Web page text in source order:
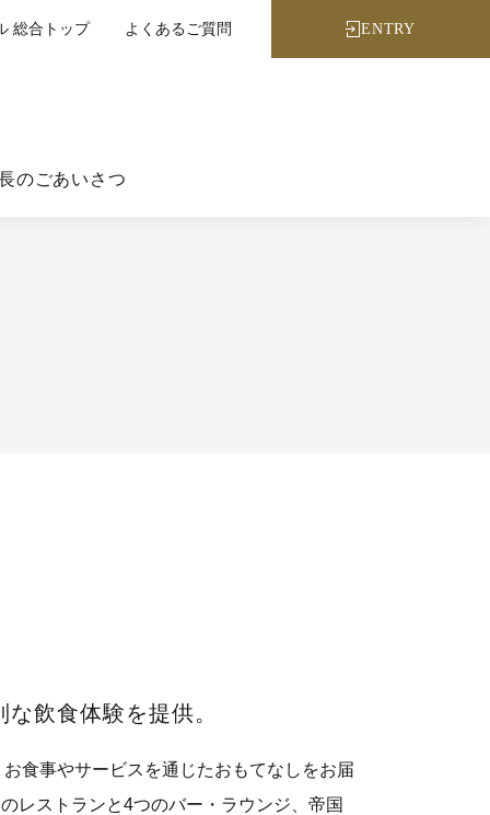
総合トップ よくあるご質問 ENTRY
のごあいさつ
飲食体験を提供。
食事やサービスを通じたおもてなしをお届
レストランと4つのバー・ラウンジ、帝国